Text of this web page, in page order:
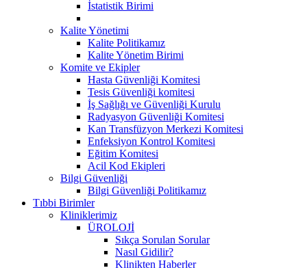
İstatistik Birimi
Kalite Yönetimi
Kalite Politikamız
Kalite Yönetim Birimi
Komite ve Ekipler
Hasta Güvenliği Komitesi
Tesis Güvenliği komitesi
İş Sağlığı ve Güvenliği Kurulu
Radyasyon Güvenliği Komitesi
Kan Transfüzyon Merkezi Komitesi
Enfeksiyon Kontrol Komitesi
Eğitim Komitesi
Acil Kod Ekipleri
Bilgi Güvenliği
Bilgi Güvenliği Politikamız
Tıbbi Birimler
Kliniklerimiz
ÜROLOJİ
Sıkça Sorulan Sorular
Nasıl Gidilir?
Klinikten Haberler